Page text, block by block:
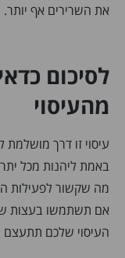
את השרירים אף יותר.
לסיכום
מהעיסוי
עיסוי זו דרך
באמת ליהנות מכל
מה שקשור לפעילות
אם תשתמשו בעצות
העיסוי שלכם תתעצם